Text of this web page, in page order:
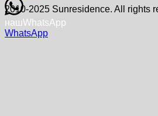
2010-2025 Sunresidence. All rights
нашWhatsApp
WhatsApp